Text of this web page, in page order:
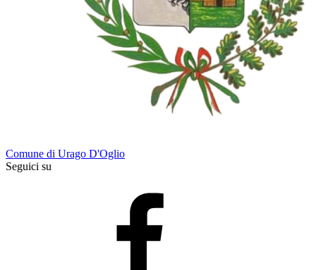
Comune di Urago D'Oglio
Seguici su